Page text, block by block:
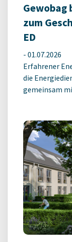
Gewobag
zum
ED
- 01.07.2026
Erfahrener
die
gemeinsam